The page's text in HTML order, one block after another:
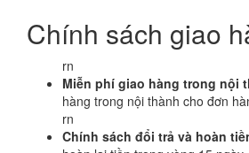
Chính sách giao
rn
Miễn phí giao hàng trong nội
hàng trong nội thành cho đơn
rn
Chính sách đổi trả và hoàn